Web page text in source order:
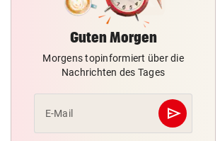
Guten Morgen
Morgens topinformiert über die
Nachrichten des Tages
E-Mail send
Abschicken